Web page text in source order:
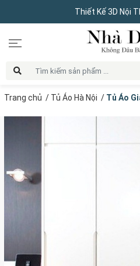
Thiết Kế 3D Nội
Trang chủ / Tủ Áo Hà Nội / Tủ Áo